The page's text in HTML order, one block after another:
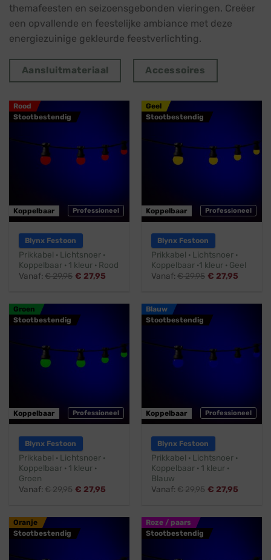
themafeesten en seizoensgebonden vieringen. Creëer
een opvallende en feestelijke ambiance met deze
energiezuinige gekleurde feestverlichting.
Aansluitmateriaal Accessoires
Rood
Stootbestendig
Professioneel
Koppelbaar
Blynx Festoon
Prikkabel · Lichtsnoer ·
Koppelbaar · 1 kleur · Rood
Vanaf:€29,95 € 27,95
Geel
Stootbestendig
Professioneel
Koppelbaar
Blynx Festoon
Prikkabel · Lichtsnoer ·
Koppelbaar ·1 kleur · Geel
Vanaf:€29,95 € 27,95
Groen
Stootbestendig
Professioneel
Koppelbaar
Blynx Festoon
Prikkabel · Lichtsnoer ·
Koppelbaar · 1 kleur ·
Groen
Vanaf:€29,95 € 27,95
Blauw
Stootbestendig
Professioneel
Koppelbaar
Blynx Festoon
Prikkabel · Lichtsnoer ·
Koppelbaar · 1 kleur ·
Blauw
Vanaf:€29,95 € 27,95
Oranje
Stootbestendig
Roze / paars
Stootbestendig